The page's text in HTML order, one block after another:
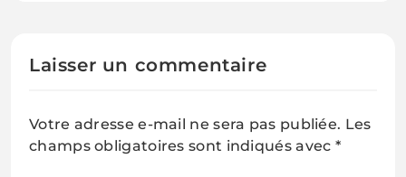
Laisser un commentaire
Votre adresse e-mail ne sera pas publiée. Les
champs obligatoires sont indiqués avec *